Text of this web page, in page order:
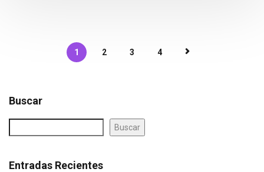
1 2 3 4
Buscar
Buscar
Entradas Recientes